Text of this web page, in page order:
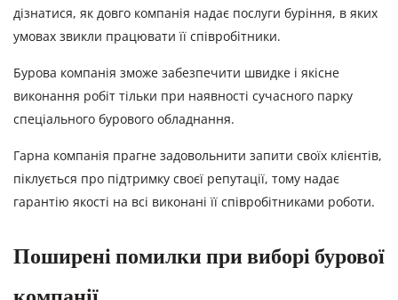
дізнатися, як довго компанія надає послуги буріння, в яких
умовах звикли працювати її співробітники.
Бурова компанія зможе забезпечити швидке і якісне
виконання робіт тільки при наявності сучасного парку
спеціального бурового обладнання.
Гарна компанія прагне задовольнити запити своїх клієнтів,
піклується про підтримку своєї репутації, тому надає
гарантію якості на всі виконані її співробітниками роботи.
Поширені помилки при виборі бурової